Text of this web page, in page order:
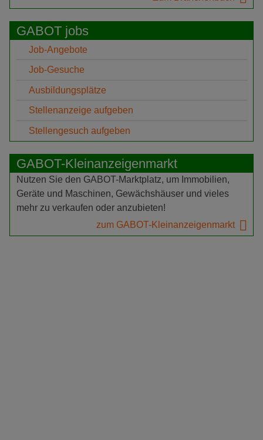
GABOT jobs
Job-Angebote
Job-Gesuche
Ausbildungsplätze
Stellenanzeige aufgeben
Stellengesuch aufgeben
GABOT-Kleinanzeigenmarkt
Nutzen Sie den GABOT-Marktplatz, um Immobilien,
Geräte und Maschinen, Gewächshäuser und vieles
mehr zu verkaufen oder anzubieten!
zum GABOT-Kleinanzeigenmarkt